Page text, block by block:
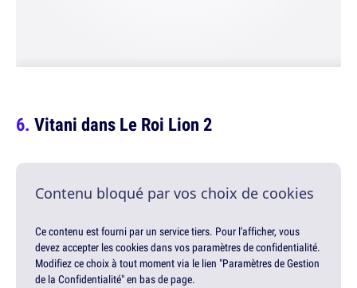
Vitani dans Le Roi Lion 2
Contenu bloqué par vos choix de cookies
Ce contenu est fourni par un service tiers. Pour l'afficher, vous
devez accepter les cookies dans vos paramètres de confidentialité.
Modifiez ce choix à tout moment via le lien "Paramètres de Gestion
de la Confidentialité" en bas de page.